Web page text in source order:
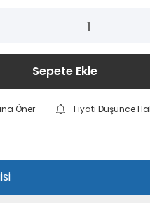
Sepete Ekle
Öner
Fiyatı Düşünce